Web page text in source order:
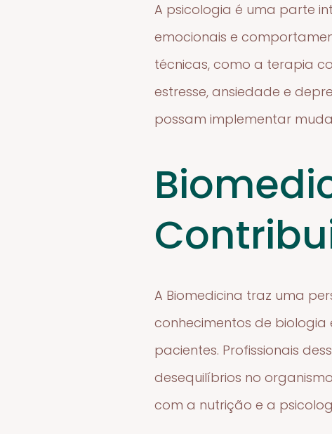
A psicologia é uma parte
emocionais e
técnicas, como a terapia
estresse, ansiedade e
possam implementar
A Biomedicina traz uma
conhecimentos de
pacientes. Profissionais
desequilíbrios no
com a nutrição e a